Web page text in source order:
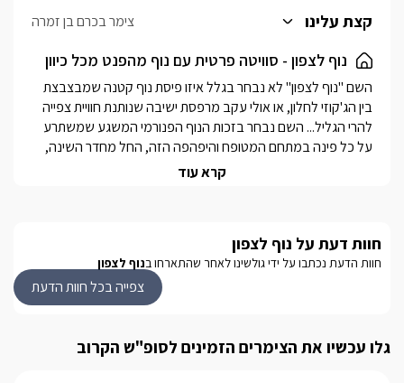
קצת עלינו צימר בכרם בן זמרה
נוף לצפון - סוויטה פרטית עם נוף מהפנט מכל כיוון
הג'קוזי הזוגי וכמובן עד לבריכת השחייה המפנקת.
נשימה.מכל נקודה במתחם האירוח תנשמו אוויר הרים ותיהנו מנוף
מהפנט של הרי החרמון, הרי הגליל והרי גולן, עד שלא תאמינו איזה
קרא עוד
חוות דעת על נוף לצפון
חוות הדעת נכתבו על ידי גולשינו לאחר שהתארחו בנוף לצפון
צפייה בכל חוות הדעת
גלו עכשיו את הצימרים הזמינים לסופ"ש הקרוב